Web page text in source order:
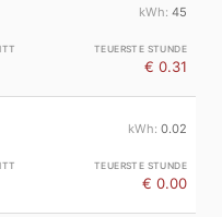
45
€ 0.31
0.02
€ 0.00